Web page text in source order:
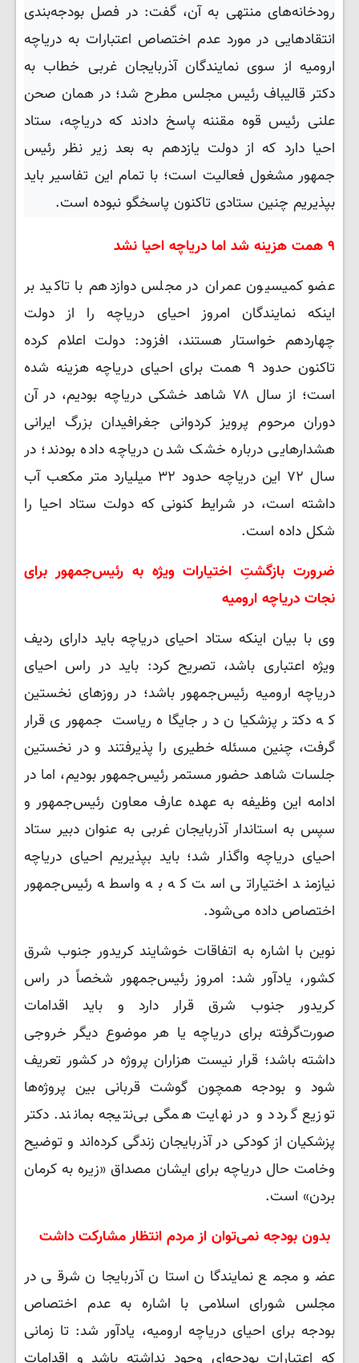
رودخانه‌های منتهی به آن، گفت: در فصل بودجه‌بندی
انتقادهایی در مورد عدم اختصاص اعتبارات به دریاچه
ارومیه از سوی نمایندگان آذربایجان غربی خطاب به
دکتر قالیباف رئیس مجلس مطرح شد؛ در همان صحن
علنی رئیس قوه مقننه پاسخ دادند که دریاچه، ستاد
احیا دارد که از دولت یازدهم به بعد زیر نظر رئیس‌
جمهور مشغول فعالیت است؛ با تمام این تفاسیر باید
بپذیریم چنین ستادی تاکنون پاسخگو نبوده است.
۹ همت هزینه شد اما دریاچه احیا نشد
عضو کمیسیون عمران در مجلس دوازدهم با تاکید بر
اینکه نمایندگان امروز احیای دریاچه را از دولت
چهاردهم خواستار هستند، افزود: دولت اعلام کرده
تاکنون حدود ۹ همت برای احیای دریاچه هزینه شده
است؛ از سال ۷۸ شاهد خشکی دریاچه بودیم، در آن
دوران مرحوم پرویز کردوانی جغرافیدان بزرگ ایرانی
هشدارهایی درباره خشک شدن دریاچه داده بودند؛ در
سال ۷۲ این دریاچه حدود ۳۲ میلیارد متر مکعب آب
داشته است، در شرایط کنونی که دولت ستاد احیا را
شکل داده است.
ضرورت بازگشتِ اختیارات ویژه به رئیس‌جمهور برای
نجات دریاچه ارومیه
وی با بیان اینکه ستاد احیای دریاچه باید دارای ردیف
ویژه اعتباری باشد، تصریح کرد: باید در راس احیای
دریاچه ارومیه رئیس‌جمهور باشد؛ در روزهای نخستین
که دکتر پزشکیان در جایگاه ریاست‌ جمهوری قرار
گرفت، چنین مسئله خطیری را پذیرفتند و در نخستین
جلسات شاهد حضور مستمر رئیس‌جمهور بودیم، اما در
ادامه این وظیفه به عهده عارف معاون رئیس‌جمهور و
سپس به استاندار آذربایجان غربی به عنوان دبیر ستاد
احیای دریاچه واگذار شد؛ باید بپذیریم احیای دریاچه
نیازمند اختیاراتی است که به واسطه رئیس‌جمهور
اختصاص داده می‌شود.
نوین با اشاره به اتفاقات خوشایند کریدور جنوب شرق
کشور، یادآور شد: امروز رئیس‌جمهور شخصاً در راس
کریدور جنوب شرق قرار دارد و باید اقدامات
صورت‌گرفته برای دریاچه یا هر موضوع دیگر خروجی
داشته باشد؛ قرار نیست هزاران پروژه در کشور تعریف
شود و بودجه همچون گوشت قربانی بین پروژه‌ها
توزیع گردد و در نهایت همگی بی‌نتیجه بمانند. دکتر
پزشکیان از کودکی در آذربایجان زندگی کرده‌اند و توضیح
وخامت حال دریاچه برای ایشان مصداق «زیره به کرمان
بردن» است.
بدون بودجه نمی‌توان از مردم انتظار مشارکت داشت
عضو مجمع نمایندگان استان آذربایجان شرقی در
مجلس شورای اسلامی با اشاره به عدم اختصاص
بودجه برای احیای دریاچه ارومیه، یادآور شد: تا زمانی